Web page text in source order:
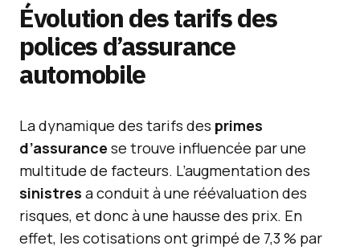
Évolution des tarifs des
polices d’assurance
automobile
La dynamique des tarifs des primes
d’assurance se trouve influencée par une
multitude de facteurs. L’augmentation des
sinistres a conduit à une réévaluation des
risques, et donc à une hausse des prix. En
effet, les cotisations ont grimpé de 7,3 % par